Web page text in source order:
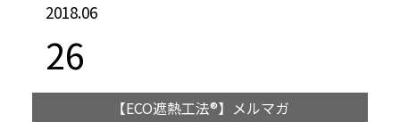
2018.06
26
【ECO遮熱工法®】メルマガ